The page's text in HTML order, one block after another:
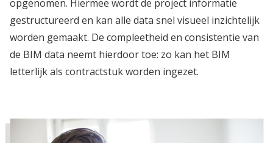
opgenomen. Hiermee wordt de project informatie
gestructureerd en kan alle data snel visueel inzichtelijk
worden gemaakt. De compleetheid en consistentie van
de BIM data neemt hierdoor toe: zo kan het BIM
letterlijk als contractstuk worden ingezet.